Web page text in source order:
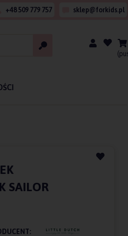
+48 509 779 757 sklep@forkids.pl
SAILOR